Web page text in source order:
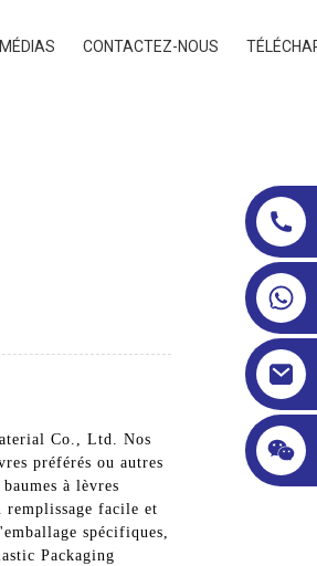
MÉDIAS CONTACTEZ-NOUS
Co., Ltd. Nos
préférés ou autres
à lèvres
remplissage facile et
spécifiques,
Packaging